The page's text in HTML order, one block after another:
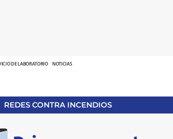
DE LABORATORIO NOTICIAS
REDES CONTRA INCENDIOS